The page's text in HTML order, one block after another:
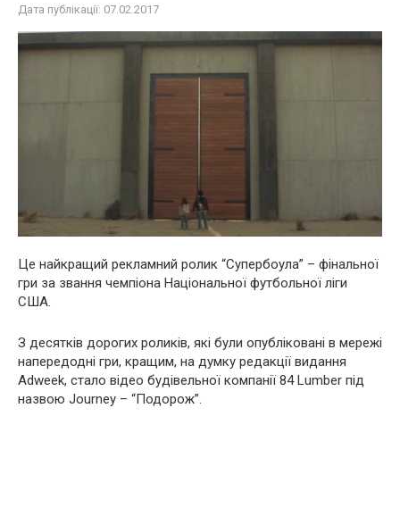
Дата публікації: 07.02.2017
Це найкращий рекламний ролик “Супербоула” – фінальної
гри за звання чемпіона Національної футбольної ліги
США.
З десятків дорогих роликів, які були опубліковані в мережі
напередодні гри, кращим, на думку редакції видання
Adweek, стало відео будівельної компанії 84 Lumber під
назвою Journey – “Подорож”.